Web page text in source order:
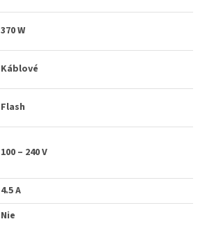
370 W
Káblové
Flash
100 – 240 V
4.5 A
Nie